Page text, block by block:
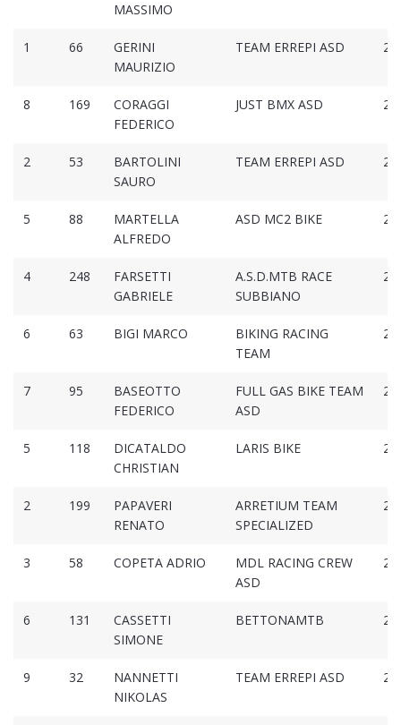
MASSIMO
1 66
GERINI
MAURIZIO
TEAM ERREPI ASD
8 169
CORAGGI
FEDERICO
JUST BMX ASD
2 53
BARTOLINI
SAURO
TEAM ERREPI ASD
5 88
MARTELLA
ALFREDO
ASD MC2 BIKE
4 248
FARSETTI
GABRIELE
A.S.D.MTB RACE
SUBBIANO
6 63 BIGI MARCO
BIKING RACING
TEAM
7 95
BASEOTTO
FEDERICO
FULL GAS BIKE TEAM
ASD
5 118
DICATALDO
CHRISTIAN
LARIS BIKE
2 199
PAPAVERI
RENATO
ARRETIUM TEAM
SPECIALIZED
3 58 COPETA ADRIO
MDL RACING CREW
ASD
6 131
CASSETTI
SIMONE
BETTONAMTB
9 32
NANNETTI
NIKOLAS
TEAM ERREPI ASD